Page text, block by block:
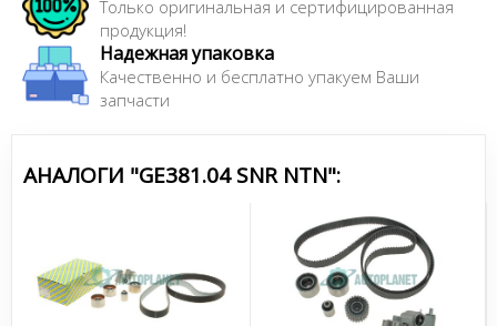
Только оригинальная и сертифицированная
продукция!
Надежная упаковка
Качественно и бесплатно упакуем Ваши
запчасти
АНАЛОГИ "GE381.04 SNR NTN":